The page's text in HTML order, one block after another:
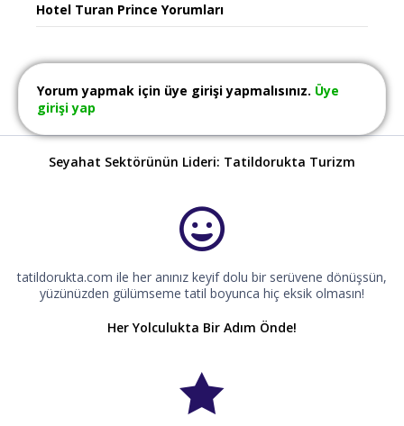
Hotel Turan Prince Yorumları
Yorum yapmak için üye girişi yapmalısınız. Üye
girişi yap
Seyahat Sektörünün Lideri: Tatildorukta Turizm
tatildorukta.com ile her anınız keyif dolu bir serüvene dönüşsün,
yüzünüzden gülümseme tatil boyunca hiç eksik olmasın!
Her Yolculukta Bir Adım Önde!